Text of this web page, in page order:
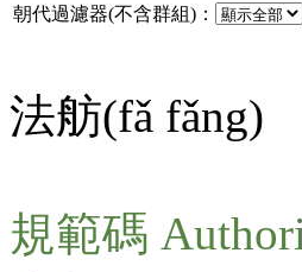
朝代過濾器(不含群組)：
法舫(fǎ fǎng)
規範碼